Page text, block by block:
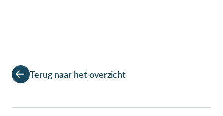
Terug naar het overzicht